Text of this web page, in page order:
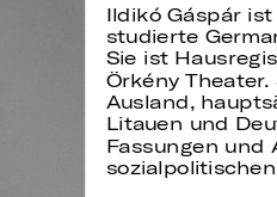
Ildikó Gáspár
studierte
Sie ist
Örkény
Ausland,
Litauen und
Fassungen und